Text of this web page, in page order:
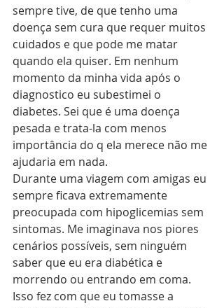
sempre tive, de que tenho uma
doença sem cura que requer muitos
cuidados e que pode me matar
quando ela quiser. Em nenhum
momento da minha vida após o
diagnostico eu subestimei o
diabetes. Sei que é uma doença
pesada e trata-la com menos
importância do q ela merece não me
ajudaria em nada.
Durante uma viagem com amigas eu
sempre ficava extremamente
preocupada com hipoglicemias sem
sintomas. Me imaginava nos piores
cenários possíveis, sem ninguém
saber que eu era diabética e
morrendo ou entrando em coma.
Isso fez com que eu tomasse a